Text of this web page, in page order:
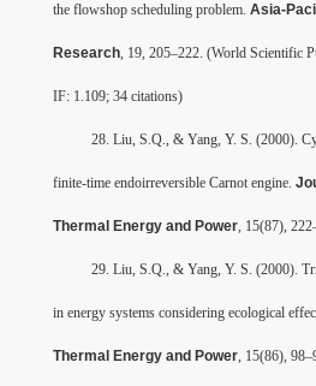
the flowshop scheduling problem. Asia-
Research , 19, 205–222. (World Scientific
IF: 1.109; 34 citations)
28. Liu, S.Q., & Yang, Y. S. (2000).
finite-time endoirreversible Carnot engine.
Thermal Energy and Power , 15(87),
29. Liu, S.Q., & Yang, Y. S. (2000).
in energy systems considering ecological
Thermal Energy and Power , 15(86),